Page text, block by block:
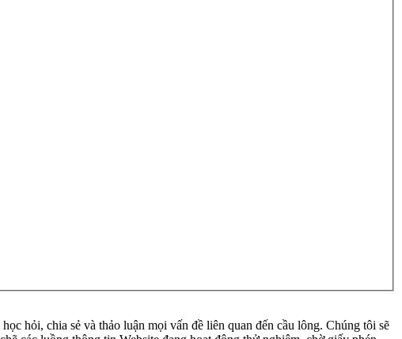
hỏi, chia sẻ và thảo luận mọi vấn đề liên quan đến cầu lông. Chúng tôi sẽ